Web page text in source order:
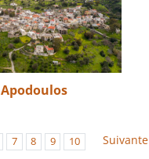
Apodoulos
7 8 9 10 Suivante